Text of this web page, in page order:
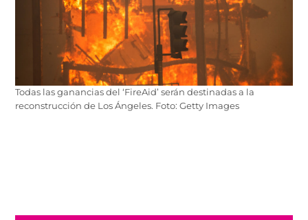
Todas las ganancias del ‘FireAid’ serán destinadas a la
reconstrucción de Los Ángeles. Foto: Getty Images